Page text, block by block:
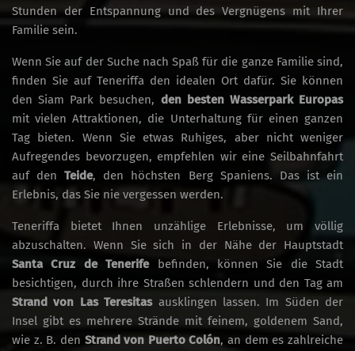
Stunden der Entspannung und des Vergnügens mit Ihrer
Familie sein.
Wenn Sie auf der Suche nach Spaß für die ganze Familie sind,
finden Sie auf Teneriffa den idealen Ort dafür. Sie können
den Siam Park besuchen, den besten Wasserpark Europas
mit vielen Attraktionen, die Unterhaltung für einen ganzen
Tag bieten. Wenn Sie etwas Ruhiges, aber nicht weniger
Aufregendes bevorzugen, empfehlen wir eine Seilbahnfahrt
auf denTeide, den höchsten Berg Spaniens. Das ist ein
Erlebnis, das Sie nie vergessen werden.
Teneriffa bietet Ihnen unzählige Erlebnisse, um völlig
abzuschalten. Wenn Sie sich in der Nähe der Hauptstadt
Santa Cruz de Tenerifebefinden, können Sie die Stadt
besichtigen, durch ihre Straßen schlendern und den Tag am
Strand von Las Teresitasausklingen lassen. Im Süden der
Insel gibt es mehrere Strände mit feinem, goldenem Sand,
wie z. B. den Strand von Puerto Colón, an dem es zahlreiche